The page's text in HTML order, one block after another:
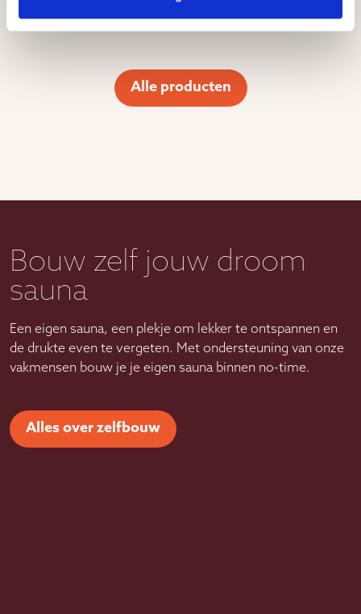
Alle producten
Bouw zelf jouw droom
sauna
Een eigen sauna, een plekje om lekker te ontspannen en
de drukte even te vergeten. Met ondersteuning van onze
vakmensen bouw je je eigen sauna binnen no-time.
Alles over zelfbouw